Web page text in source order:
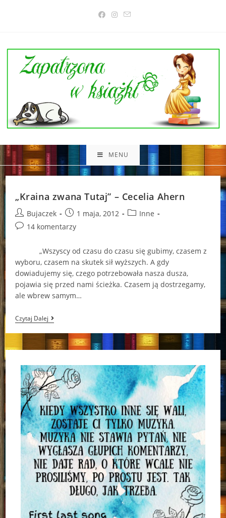
MENU
„Kraina zwana Tutaj” – Cecelia Ahern
Post
author:
Bujaczek
Post
published:
1 maja, 2012
PostInne
Post14 komentarzy
„Wszyscy od czasu do czasu się gubimy, czasem z
wyboru, czasem na skutek sił wyższych. A gdy
dowiadujemy się, czego potrzebowała nasza dusza,
pojawia się przed nami ścieżka. Czasem ją dostrzegamy,
ale wbrew samym…
Czytaj Dalej„Kraina
Zwana
Tutaj”
–
Cecelia